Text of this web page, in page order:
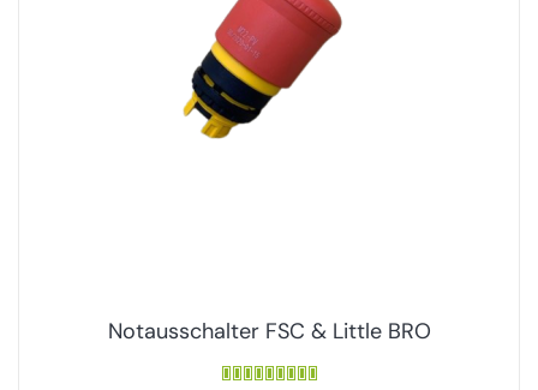
Notausschalter FSC & Little BRO